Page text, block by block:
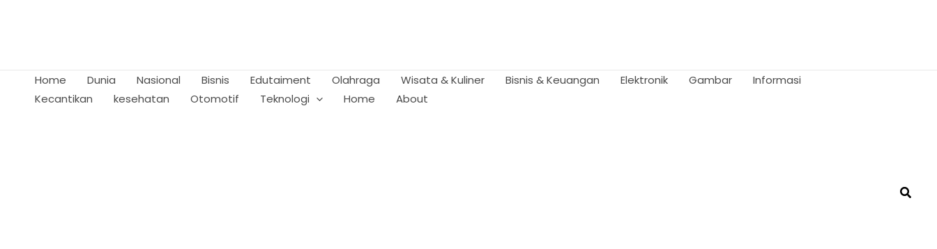
Home Dunia Nasional Bisnis Edutaiment Olahraga Wisata & Kuliner Bisnis & Keuangan Elektronik Gambar
Informasi
Kecantikan
kesehatan Otomotif Teknologi Home About